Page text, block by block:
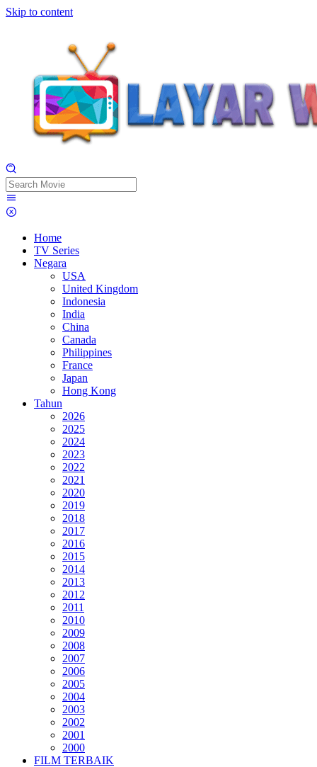
Skip to content
Home
TV Series
Negara
USA
United Kingdom
Indonesia
India
China
Canada
Philippines
France
Japan
Hong Kong
Tahun
2026
2025
2024
2023
2022
2021
2020
2019
2018
2017
2016
2015
2014
2013
2012
2011
2010
2009
2008
2007
2006
2005
2004
2003
2002
2001
2000
FILM TERBAIK